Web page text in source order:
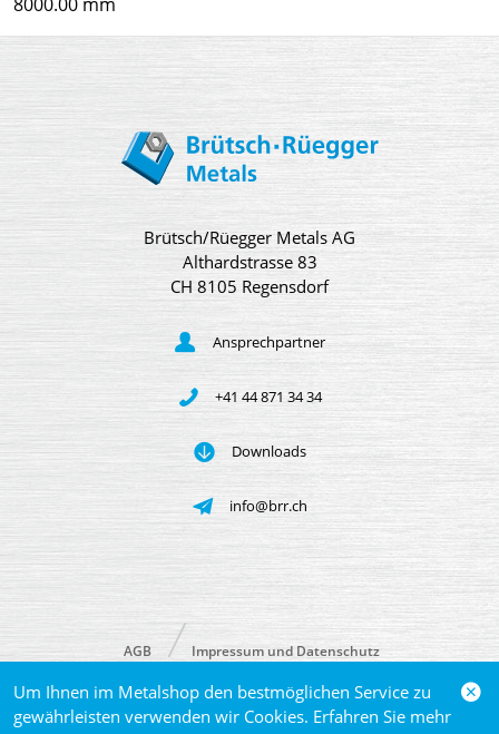
Um Ihnen im Metalshop den bestmöglichen Service zu
gewährleisten verwenden wir Cookies. Erfahren Sie mehr
Brütsch/Rüegger Metals AG
Althardstrasse 83
CH 8105 Regensdorf
Ansprechpartner
+41 44 871 34 34
Downloads
info@brr.ch
© 2026 Brütsch/Rüegger Metals AG
AGB Impressum und Datenschutz